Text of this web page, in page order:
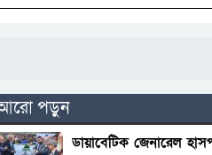
পড়ুন
ডায়াবেটিক জেনারেল